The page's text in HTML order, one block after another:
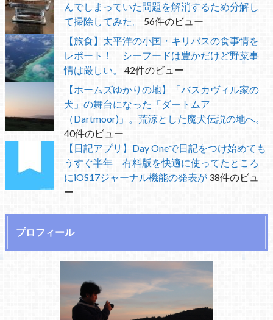
んでしまっていた問題を解消するため分解し
て掃除してみた。
56件のビュー
【旅食】太平洋の小国・キリバスの食事情を
レポート！ シーフードは豊かだけど野菜事
情は厳しい。
42件のビュー
【ホームズゆかりの地】「バスカヴィル家の
犬」の舞台になった「ダートムア
（Dartmoor)」。荒涼とした魔犬伝説の地へ。
40件のビュー
【日記アプリ】Day Oneで日記をつけ始めても
うすぐ半年 有料版を快適に使ってたところ
にiOS17ジャーナル機能の発表が 38件のビュ
ー
プロフィール